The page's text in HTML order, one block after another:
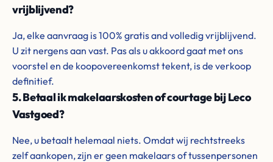
vrijblijvend?
Ja, elke aanvraag is 100% gratis and volledig vrijblijvend.
U zit nergens aan vast. Pas als u akkoord gaat met ons
voorstel en de koopovereenkomst tekent, is de verkoop
definitief.
5. Betaal ik makelaarskosten of courtage bij Leco
Vastgoed?
Nee, u betaalt helemaal niets. Omdat wij rechtstreeks
zelf aankopen, zijn er geen makelaars of tussenpersonen